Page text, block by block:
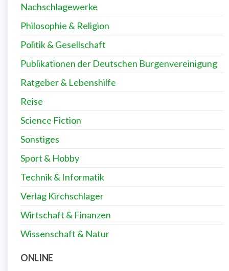
Nachschlagewerke
Philosophie & Religion
Politik & Gesellschaft
Publikationen der Deutschen Burgenvereinigung
Ratgeber & Lebenshilfe
Reise
Science Fiction
Sonstiges
Sport & Hobby
Technik & Informatik
Verlag Kirchschlager
Wirtschaft & Finanzen
Wissenschaft & Natur
ONLINE